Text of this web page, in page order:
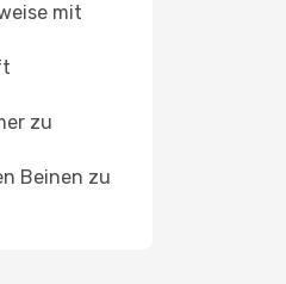
mit
zu
Beinen zu